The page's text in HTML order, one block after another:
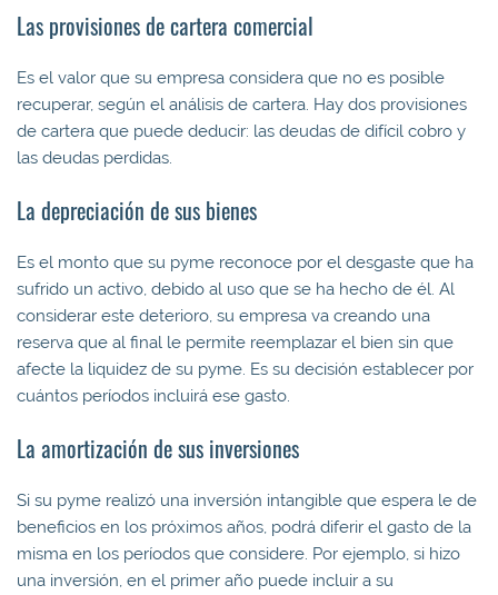
Las provisiones de cartera comercial
Es el valor que su empresa considera que no es posible
recuperar, según el análisis de cartera. Hay dos provisiones
de cartera que puede deducir: las deudas de difícil cobro y
las deudas perdidas.
La depreciación de sus bienes
Es el monto que su pyme reconoce por el desgaste que ha
sufrido un activo, debido al uso que se ha hecho de él. Al
considerar este deterioro, su empresa va creando una
reserva que al final le permite reemplazar el bien sin que
afecte la liquidez de su pyme. Es su decisión establecer por
cuántos períodos incluirá ese gasto.
La amortización de sus inversiones
Si su pyme realizó una inversión intangible que espera le de
beneficios en los próximos años, podrá diferir el gasto de la
misma en los períodos que considere. Por ejemplo, si hizo
una inversión, en el primer año puede incluir a su